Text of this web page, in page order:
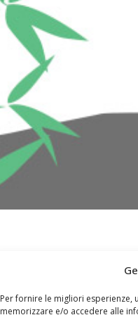
Per fornire le migliori esperienze,
memorizzare e/o accedere alle